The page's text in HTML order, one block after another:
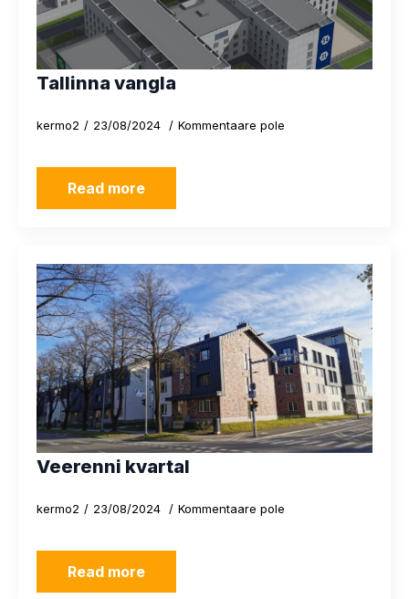
Tallinna vangla
kermo2 23/08/2024 Kommentaare pole
Read more
Veerenni kvartal
kermo2 23/08/2024 Kommentaare pole
Read more